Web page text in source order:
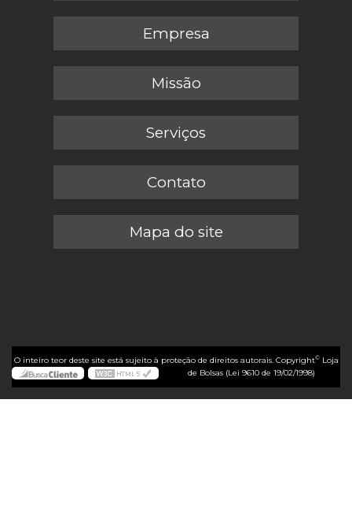
Empresa
Missão
Serviços
Contato
Mapa do site
O inteiro teor deste site está sujeito à proteção de direitos autorais. Copyright©Loja
de Bolsas (Lei 9610 de 19/02/1998)